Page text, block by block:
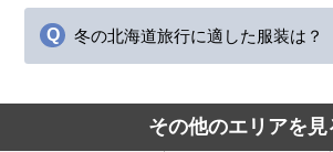
冬の北海道旅行に適した服装は？
その他のエリアを見